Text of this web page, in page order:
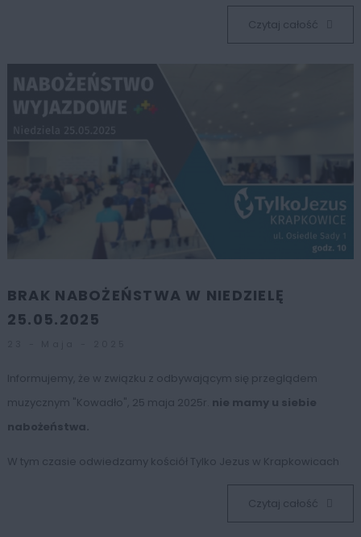
Czytaj całość
BRAK NABOŻEŃSTWA W NIEDZIELĘ
25.05.2025
Informujemy, że w związku z odbywającym się przeglądem
muzycznym "Kowadło", 25 maja 2025r. nie mamy u siebie
nabożeństwa.
W tym czasie odwiedzamy kościół Tylko Jezus w Krapkowicach
Czytaj całość